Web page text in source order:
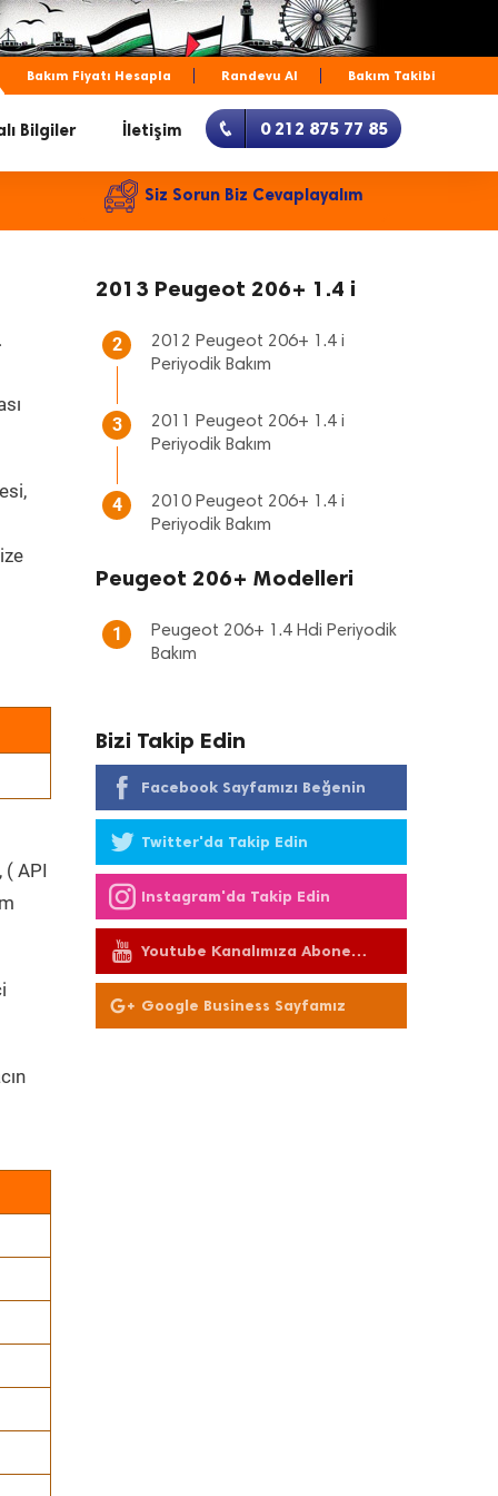
Bakım Fiyatı Hesapla Randevu Al Bakım Takibi
Bilgiler İletişim 0 212 875 77 85
Siz Sorun Biz Cevaplayalım
( API
2013 Peugeot 206+ 1.4 i
2
2012 Peugeot 206+ 1.4 i
Periyodik Bakım
3
2011 Peugeot 206+ 1.4 i
Periyodik Bakım
4
2010 Peugeot 206+ 1.4 i
Periyodik Bakım
Peugeot 206+ Modelleri
1
Peugeot 206+ 1.4 Hdi Periyodik
Bakım
Bizi Takip Edin
Facebook Sayfamızı Beğenin
Twitter'da Takip Edin
Instagram'da Takip Edin
Youtube Kanalımıza Abone
Olun
Google Business Sayfamız